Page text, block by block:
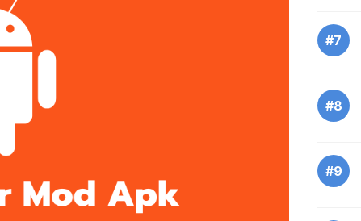
#7
#8
#9